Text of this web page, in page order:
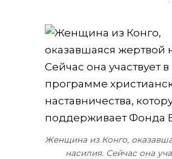
Женщина из Конго,
насилия. Сейчас она